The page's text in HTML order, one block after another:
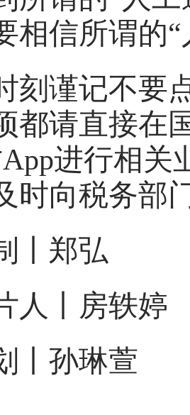
相信所谓的
谨记不要点
都请直接在
进行相关
时向税务部
郑弘
丨房轶婷
孙琳萱